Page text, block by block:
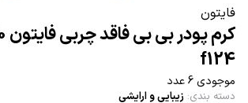
فایتون
f124
موجودی 6 عدد
دسته بندی: زیبایی و ارایشی